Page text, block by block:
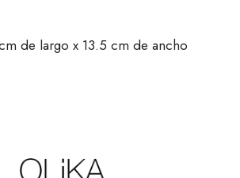
de largo x 13.5 cm de ancho